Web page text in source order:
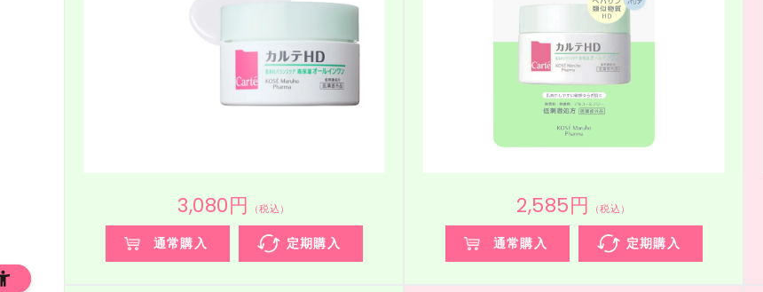
3,080円 （税込）
通常購入 定期購入
2,585円 （税込）
通常購入 定期購入